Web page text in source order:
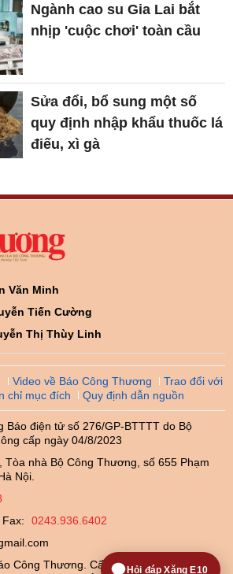
Ngành cao su Gia Lai bắt
nhịp 'cuộc chơi' toàn cầu
Sửa đổi, bổ sung một số
quy định nhập khẩu thuốc lá
điếu, xì gà
Văn Minh
Tiến Cường
Thị Thùy Linh
Video về Báo Công Thương
Trao đổi với
chỉ mục đích Quy định dẫn nguồn
Báo điện tử số 276/GP-BTTTT do Bộ
cấp ngày 04/8/2023
Tòa nhà Bộ Công Thương, số 655 Phạm
Nội.
Fax:
0243.936.6402
Công Thương. Cấm sao chép dưới mọi
Hỏi đáp Xăng E10